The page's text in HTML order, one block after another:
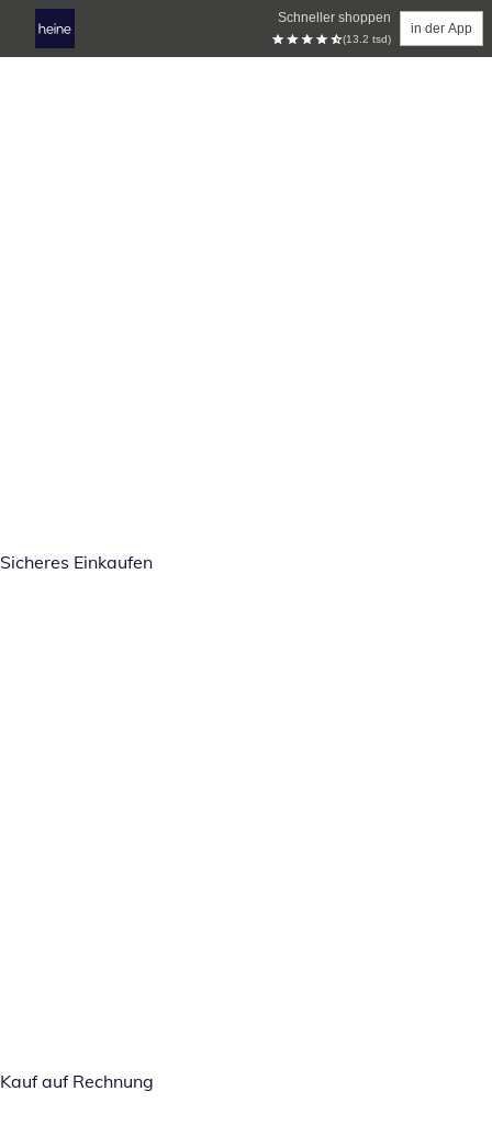
Schneller shoppen
(13.2 tsd)
in der App
Sicheres Einkaufen
Kauf auf Rechnung